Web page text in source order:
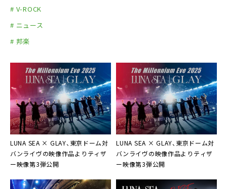
# V-ROCK
# ニュース
# 邦楽
LUNA SEA × GLAY、東京ドーム対
バンライヴの映像作品よりティザ
ー映像第3弾公開
LUNA SEA × GLAY、東京ドーム対
バンライヴの映像作品よりティザ
ー映像第3弾公開